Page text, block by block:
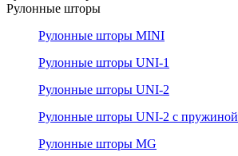
Рулонные шторы
Рулонные шторы MINI
Рулонные шторы UNI-1
Рулонные шторы UNI-2
Рулонные шторы UNI-2 с пружиной
Рулонные шторы MG